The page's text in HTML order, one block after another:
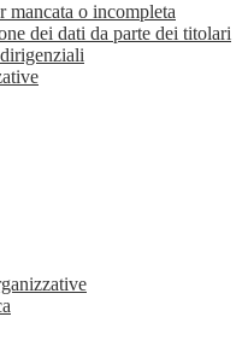
mancata o incompleta
dei dati da parte dei titolari